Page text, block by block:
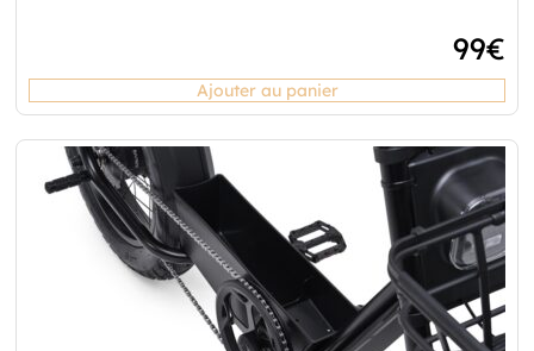
99€
Ajouter au panier